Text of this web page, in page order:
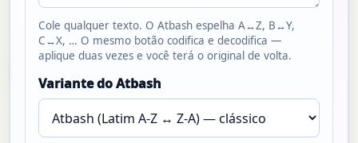
Cole qualquer texto. O Atbash espelha A↔Z, B↔Y,
C↔X, … O mesmo botão codifica e decodifica —
aplique duas vezes e você terá o original de volta.
Variante do Atbash